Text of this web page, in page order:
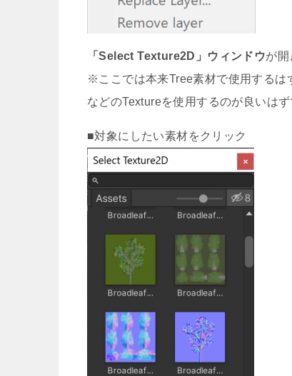
「Select Texture2D」ウィンドウが開
※ここでは本来Tree素材で使用するは
などのTextureを使用するのが良いはず
■対象にしたい素材をクリック